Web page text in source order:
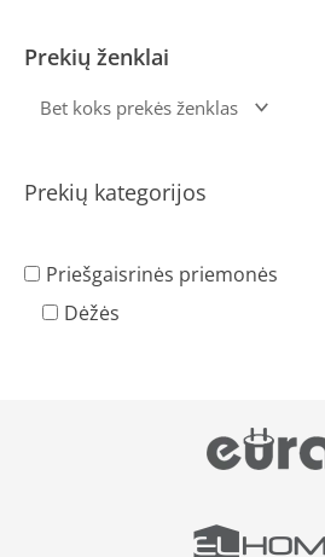
Prekių ženklai
Prekių kategorijos
Priešgaisrinės priemonės
Dėžės